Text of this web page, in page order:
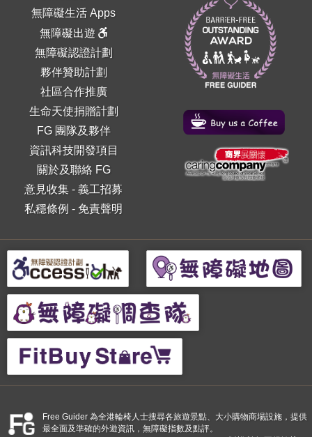
無障礙生活 Apps
無障礙出遊
無障礙認證計劃
夥伴贊助計劃
社區合作推廣
生命天使捐贈計劃
FG 團隊及夥伴
資訊科技開發項目
關於及聯絡 FG
意見收集 -義工招募
私穩條例 - 免責聲明
Free Guider 為全港輪椅人士搜尋各旅遊景點、大小購物商場設施，提供
最全面及準確的外遊資訊，無障礙指數及點評。